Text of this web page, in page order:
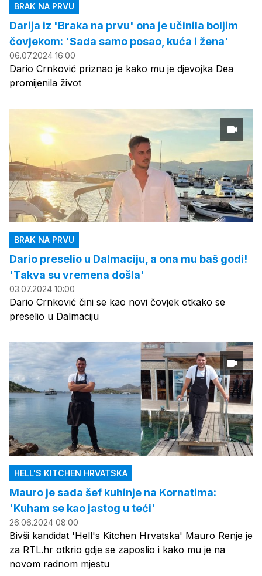
BRAK NA PRVU
Darija iz 'Braka na prvu' ona je učinila boljim
čovjekom: 'Sada samo posao, kuća i žena'
06.07.2024 16:00
Dario Crnković priznao je kako mu je djevojka Dea
promijenila život
BRAK NA PRVU
Dario preselio u Dalmaciju, a ona mu baš godi!
'Takva su vremena došla'
03.07.2024 10:00
Dario Crnković čini se kao novi čovjek otkako se
preselio u Dalmaciju
HELL'S KITCHEN HRVATSKA
Mauro je sada šef kuhinje na Kornatima:
'Kuham se kao jastog u teći'
26.06.2024 08:00
Bivši kandidat 'Hell's Kitchen Hrvatska' Mauro Renje je
za RTL.hr otkrio gdje se zaposlio i kako mu je na
novom radnom mjestu